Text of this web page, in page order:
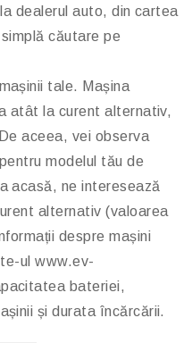
dealerul auto, din cartea
căutare pe
tale. Mașina
atât la curent alternativ,
aceea, vei observa
modelul tău de
acasă, ne interesează
alternativ (valoarea
despre mașini
ul www.ev-
bateriei,
și durata încărcării.